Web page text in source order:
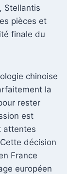
Stellantis
pièces et
finale du
chinoise
la
rester
est
attentes
décision
France
européen